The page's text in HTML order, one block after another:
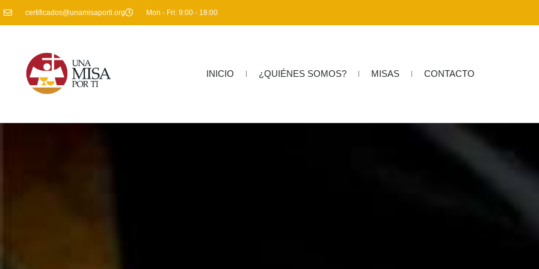
certificados@unamisaporti.org Mon - Fri: 9:00 - 18:00
INICIO ¿QUIÉNES SOMOS? MISAS CONTACTO